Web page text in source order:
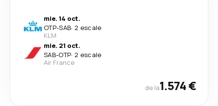
mie. 14 oct.
OTP-SAB· 2 escale
KLM
mie. 21 oct.
SAB-OTP· 2 escale
Air France
de la1.574 €